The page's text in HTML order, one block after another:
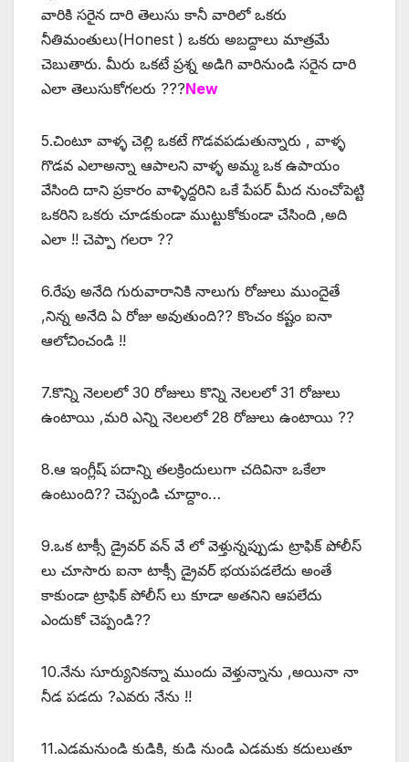
వారికి సరైన దారి తెలుసు కానీ వారిలో ఒకరు
నీతిమంతులు(Honest ) ఒకరు అబద్దాలు మాత్రమే
చెబుతారు. మీరు ఒకటే ప్రశ్న అడిగి వారినుండి సరైన దారి
ఎలా తెలుసుకోగలరు ???New
5.చింటూ వాళ్ళ చెల్లి ఒకటే గొడవపడుతున్నారు , వాళ్ళ
గొడవ ఎలాఅన్నా ఆపాలని వాళ్ళ అమ్మ ఒక ఉపాయం
వేసింది దాని ప్రకారం వాళ్ళిద్దరిని ఒకే పేపర్ మీద నుంచోపెట్టి
ఒకరిని ఒకరు చూడకుండా ముట్టుకోకుండా చేసింది ,అది
ఎలా !! చెప్పా గలరా ??
6.రేపు అనేది గురువారానికి నాలుగు రోజులు ముందైతే
,నిన్న అనేది ఏ రోజు అవుతుంది?? కొంచం కష్టం ఐనా
ఆలోచించండి !!
7.కొన్ని నెలలలో 30 రోజులు కొన్ని నెలలలో 31 రోజులు
ఉంటాయి ,మరి ఎన్ని నెలలలో 28 రోజులు ఉంటాయి ??
8.ఆ ఇంగ్లీష్ పదాన్ని తలక్రిందులుగా చదివినా ఒకేలా
ఉంటుంది?? చెప్పండి చూద్దాం…
9.ఒక టాక్సీ డ్రైవర్ వన్ వే లో వెళ్తున్నప్పుడు ట్రాఫిక్ పోలీస్
లు చూసారు ఐనా టాక్సీ డ్రైవర్ భయపడలేదు అంతే
కాకుండా ట్రాఫిక్ పోలీస్ లు కూడా అతనిని ఆపలేదు
ఎందుకో చెప్పండి??
10.నేను సూర్యునికన్నా ముందు వెళ్తున్నాను ,అయినా నా
నీడ పడదు ?ఎవరు నేను !!
11.ఎడమనుండి కుడికి, కుడి నుండి ఎడమకు కదులుతూ